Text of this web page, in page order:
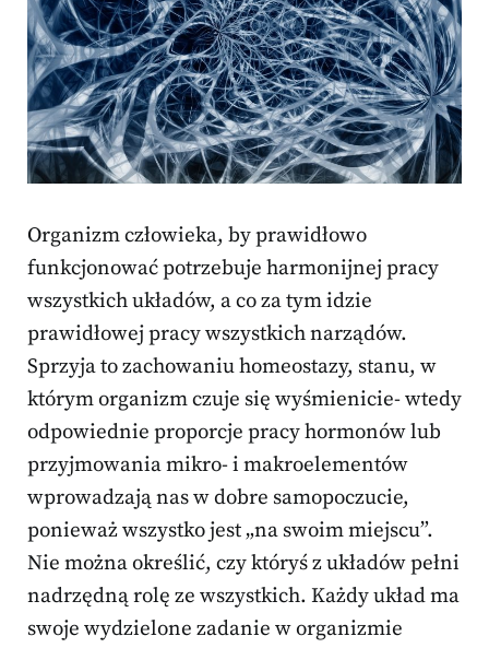
Organizm człowieka, by prawidłowo
funkcjonować potrzebuje harmonijnej pracy
wszystkich układów, a co za tym idzie
prawidłowej pracy wszystkich narządów.
Sprzyja to zachowaniu homeostazy, stanu, w
którym organizm czuje się wyśmienicie- wtedy
odpowiednie proporcje pracy hormonów lub
przyjmowania mikro- i makroelementów
wprowadzają nas w dobre samopoczucie,
ponieważ wszystko jest „na swoim miejscu”.
Nie można określić, czy któryś z układów pełni
nadrzędną rolę ze wszystkich. Każdy układ ma
swoje wydzielone zadanie w organizmie